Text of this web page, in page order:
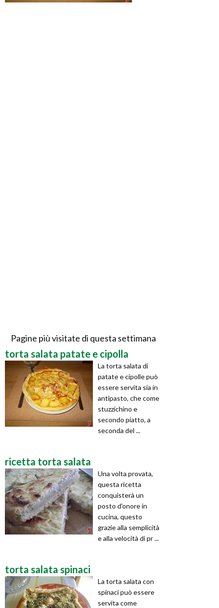
Pagine più visitate di questa settimana
torta salata patate e cipolla
La torta salata di
patate e cipolle può
essere servita sia in
antipasto, che come
stuzzichino e
secondo piatto, a
seconda del ...
ricetta torta salata
Una volta provata,
questa ricetta
conquisterà un
posto d'onore in
cucina, questo
grazie alla semplicità
e alla velocità di pr ...
torta salata spinaci
La torta salata con
spinaci può essere
servita come